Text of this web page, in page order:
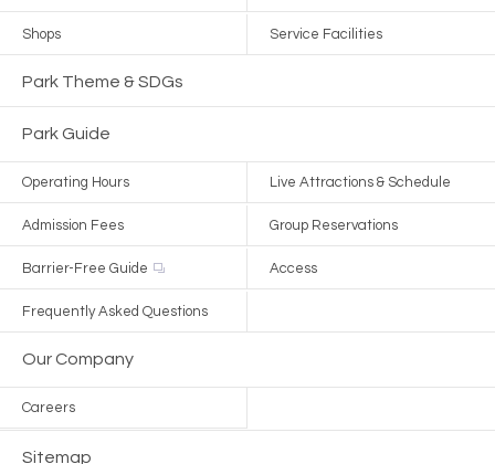
Shops Service Facilities
Park Theme & SDGs
Park Guide
Operating Hours Live Attractions & Schedule
Admission Fees Group Reservations
Barrier-Free Guide Access
Frequently Asked Questions
Our Company
Careers
Sitemap